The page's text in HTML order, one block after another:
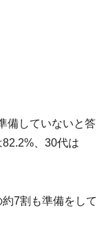
備していないと答
、30代は
7割も準備をして